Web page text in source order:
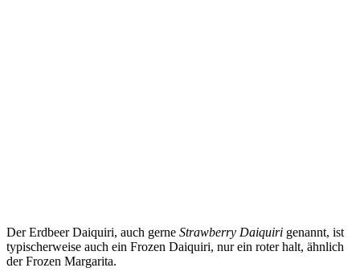
Der Erdbeer Daiquiri, auch gerne Strawberry Daiquiri genannt, ist
typischerweise auch ein Frozen Daiquiri, nur ein roter halt, ähnlich
der Frozen Margarita.